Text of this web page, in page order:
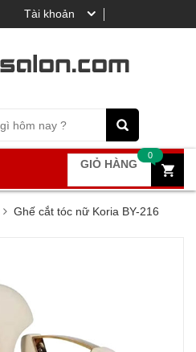
Tài khoản
GIỎ HÀNG
0
Ghế cắt tóc nữ Koria BY-216